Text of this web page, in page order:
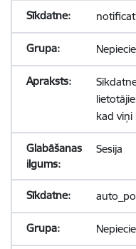
kad viņi
Sesija